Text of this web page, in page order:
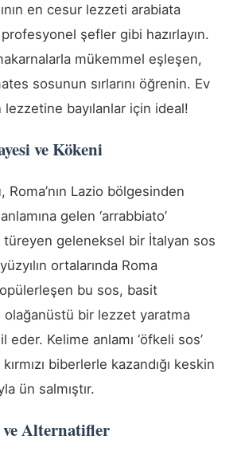
en cesur lezzeti arabiata
şefler gibi hazırlayın.
mükemmel eşleşen,
sosunun sırlarını öğrenin. Ev
lezzetine bayılanlar için ideal!
ve Kökeni
Roma’nın Lazio bölgesinden
anlamına gelen ‘arrabbiato’
geleneksel bir İtalyan sos
ortalarında Roma
bu sos, basit
olağanüstü bir lezzet yaratma
eder. Kelime anlamı ‘öfkeli sos’
biberlerle kazandığı keskin
ün salmıştır.
Alternatifler